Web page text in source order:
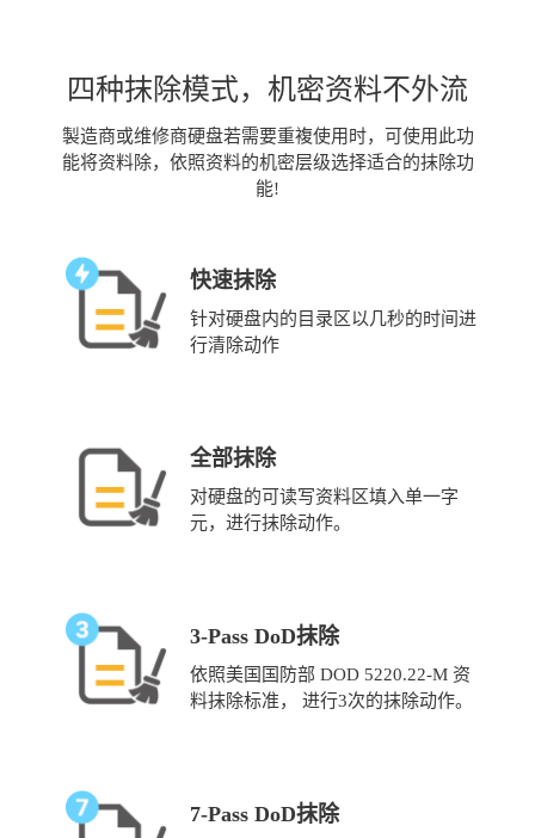
四种抹除模式，机密资料不外流
製造商或维修商硬盘若需要重複使用时，可使用此功
能将资料除，依照资料的机密层级选择适合的抹除功
能!
快速抹除
针对硬盘内的目录区以几秒的时间进
行清除动作
全部抹除
对硬盘的可读写资料区填入单一字
元，进行抹除动作。
3-Pass DoD抹除
依照美国国防部 DOD 5220.22-M 资
料抹除标准， 进行3次的抹除动作。
7-Pass DoD抹除